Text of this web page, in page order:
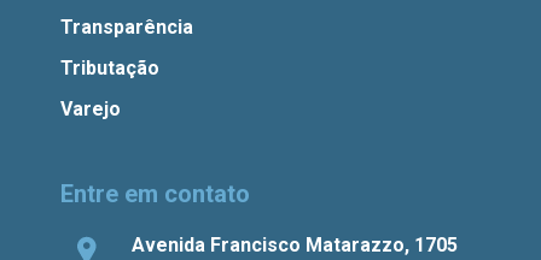
Transparência
Tributação
Varejo
Entre em contato
Avenida Francisco Matarazzo, 1705